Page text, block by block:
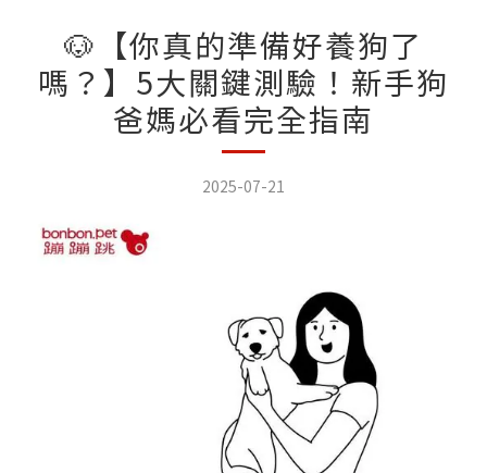
🐶【你真的準備好養狗了
嗎？】5大關鍵測驗！新手狗
爸媽必看完全指南
2025-07-21